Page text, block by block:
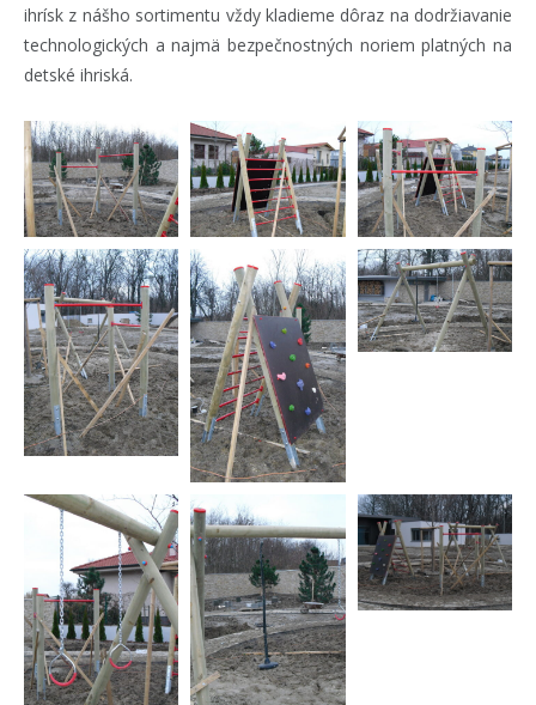
ihrísk z nášho sortimentu vždy kladieme dôraz na dodržiavanie
technologických a najmä bezpečnostných noriem platných na
detské ihriská.